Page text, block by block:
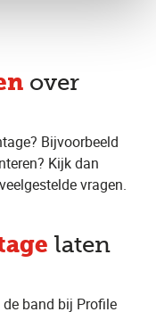
over
Bijvoorbeeld
Kijk dan
vragen.
laten
band bij Profile